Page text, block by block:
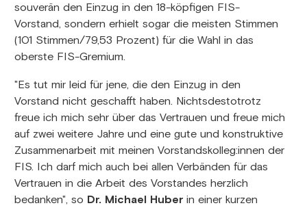
souverän den Einzug in den 18-köpfigen FIS-
Vorstand, sondern erhielt sogar die meisten Stimmen
(101 Stimmen/79,53 Prozent) für die Wahl in das
oberste FIS-Gremium.
"Es tut mir leid für jene, die den Einzug in den
Vorstand nicht geschafft haben. Nichtsdestotrotz
freue ich mich sehr über das Vertrauen und freue mich
auf zwei weitere Jahre und eine gute und konstruktive
Zusammenarbeit mit meinen Vorstandskolleg:innen der
FIS. Ich darf mich auch bei allen Verbänden für das
Vertrauen in die Arbeit des Vorstandes herzlich
bedanken", so Dr. Michael Huber in einer kurzen